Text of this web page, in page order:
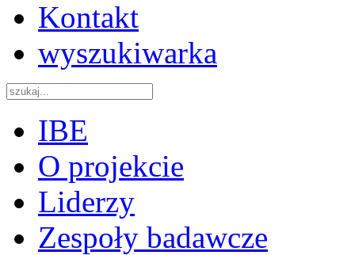
Kontakt
wyszukiwarka
IBE
O projekcie
Liderzy
Zespoły badawcze